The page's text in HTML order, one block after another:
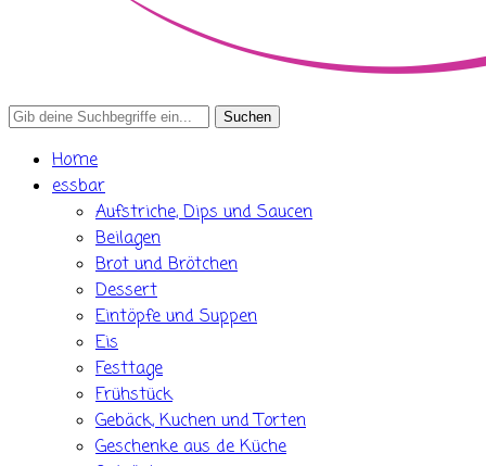
Search
Home
essbar
Aufstriche, Dips und Saucen
Beilagen
Brot und Brötchen
Dessert
Eintöpfe und Suppen
Eis
Festtage
Frühstück
Gebäck, Kuchen und Torten
Geschenke aus de Küche